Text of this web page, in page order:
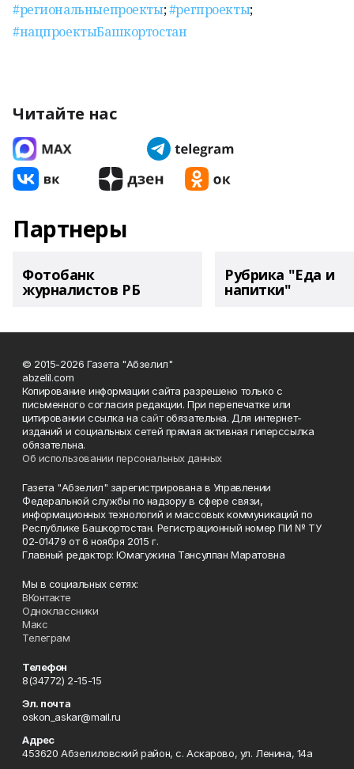
#региональныепроекты;#регпроекты;
#нацпроектыБашкортостан
Читайте нас
Партнеры
Фотобанк
журналистов РБ
Рубрика "Еда и
напитки"
© 2015-2026 Газета "Абзелил"
abzelil.com
Копирование информации сайта разрешено только с
письменного согласия редакции. При перепечатке или
цитировании ссылка на сайтобязательна. Для интернет-
изданий и социальных сетей прямая активная гиперссылка
обязательна.
Об использовании персональных данных
Газета "Абзелил" зарегистрирована в Управлении
Федеральной службы по надзору в сфере связи,
информационных технологий и массовых коммуникаций по
Республике Башкортостан. Регистрационный номер ПИ № ТУ
02-01479 от 6 ноября 2015 г.
Главный редактор: Юмагужина Тансулпан Маратовна
Мы в социальных сетях:
ВКонтакте
Одноклассники
Макс
Телеграм
Телефон
8(34772) 2-15-15
Эл. почта
oskon_askar@mail.ru
Адрес
453620 Абзелиловский район, с. Аскарово, ул. Ленина, 14а